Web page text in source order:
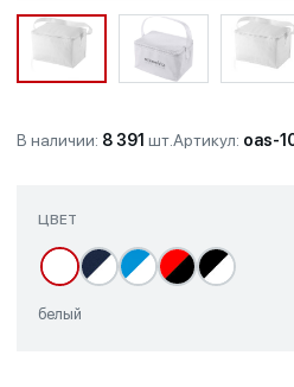
В наличии: 8 391 шт.Артикул: oas-
ЦВЕТ
белый